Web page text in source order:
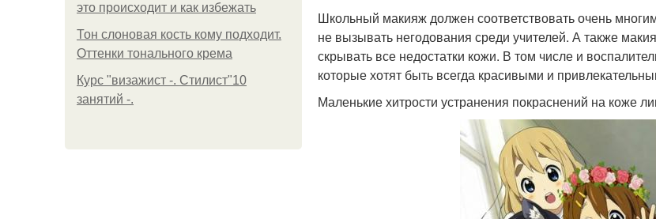
это происходит и как избежать
Тон слоновая кость кому подходит.
Оттенки тонального крема
Курс "визажист -. Стилист"10
занятий -.
Школьный макияж должен соответствовать очень
не вызывать негодования среди учителей. А также
скрывать все недостатки кожи. В том числе и
которые хотят быть всегда красивыми и
Маленькие хитрости устранения покраснений на коже